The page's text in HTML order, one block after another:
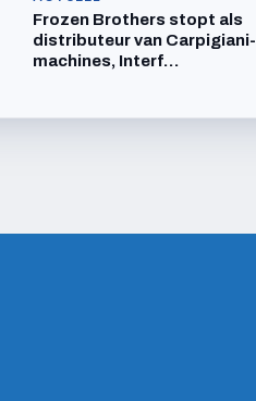
Frozen Brothers stopt als
distributeur van Carpigiani-
machines, Interf…